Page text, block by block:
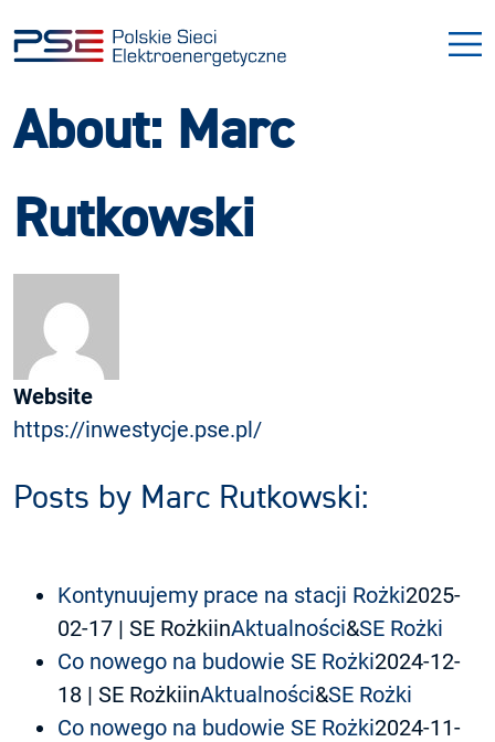
do
do
About: Marc
Rutkowski
Website
https://inwestycje.pse.pl/
Posts by Marc Rutkowski:
Kontynuujemy prace na stacji Rożki2025-
02-17 | SE RożkiinAktualności&SE Rożki
Co nowego na budowie SE Rożki2024-12-
18 | SE RożkiinAktualności&SE Rożki
Co nowego na budowie SE Rożki2024-11-